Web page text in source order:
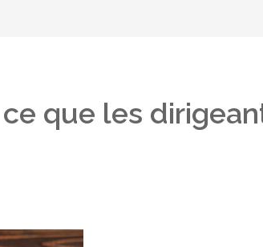
ce que les